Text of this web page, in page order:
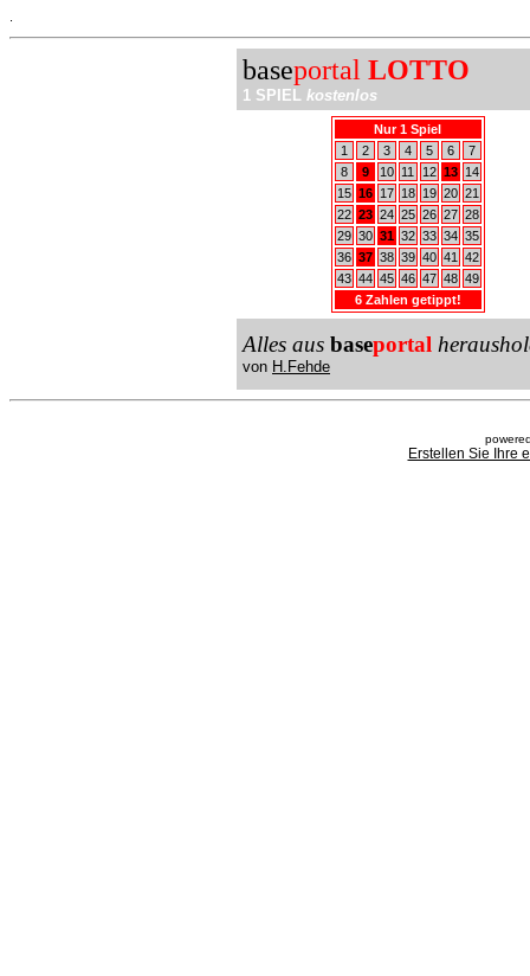
baseportal LOTTO
1 SPIEL kostenlos
Nur 1 Spiel
1
2 3 4 5 6
7
8
9 10 11 12 13
14
15 16 17 18 19 20 21
22 23 24 25 26 27 28
29 30 31 32 33 34 35
36 37 38 39 40 41
42
43 44 45 46 47 48 49
6 Zahlen getippt!
Alles aus baseportal
von H.Fehde
Erstellen Sie Ihre